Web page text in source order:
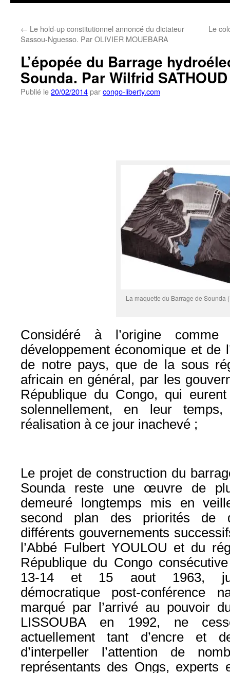
← Le hold-up constitutionnel annoncé du dictateur
Sassou-Nguesso. Par OLIVIER MOUEBARA
Le
L’épopée du Barrage
Sounda. Par Wilfrid SATHOUD
Publié le20/02/2014parcongo-liberty.com
La maquette du Barrage de Sounda
Considéré à l’origine
développement économique et de
de notre pays, que de la sous
africain en général, par les
République du Congo, qui
solennellement, en leur
réalisation à ce jour inachevé ;
Le projet de construction du
Sounda reste une œuvre de
demeuré longtemps mis en
second plan des priorités de
différents gouvernements
l’Abbé Fulbert YOULOU et du
République du Congo
13-14 et 15 aout 1963,
démocratique post-conférence
marqué par l’arrivé au pouvoir
LISSOUBA en 1992, ne
actuellement tant d’encre et
d’interpeller l’attention de
représentants des Ongs, experts